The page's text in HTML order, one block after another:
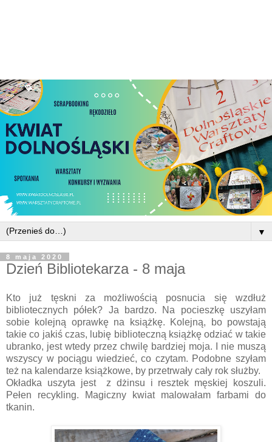
▼
8 maja 2020
Dzień Bibliotekarza - 8 maja
Kto już tęskni za możliwością posnucia się wzdłuż
bibliotecznych półek? Ja bardzo. Na pocieszkę uszyłam
sobie kolejną oprawkę na książkę. Kolejną, bo powstają
takie co jakiś czas, lubię biblioteczną książkę odziać w takie
ubranko, jest wtedy przez chwilę bardziej moja. I nie muszą
wszyscy w pociągu wiedzieć, co czytam. Podobne szyłam
też na kalendarze książkowe, by przetrwały cały rok służby.
Okładka uszyta jest z dżinsu i resztek męskiej koszuli.
Pełen recykling. Magiczny kwiat malowałam farbami do
tkanin.